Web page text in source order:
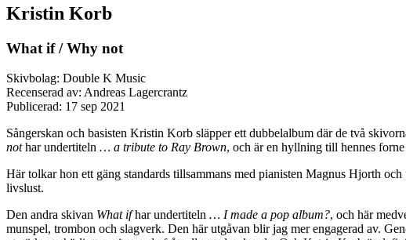
Kristin Korb
What if / Why not
Skivbolag: Double K Music
Recenserad av: Andreas Lagercrantz
Publicerad: 17 sep 2021
Sångerskan och basisten Kristin Korb släpper ett dubbelalbum där de två
nothar undertiteln … a tribute to Ray Brown, och är en hyllning till hennes
Här tolkar hon ett gäng standards tillsammans med pianisten Magnus Hjorth
livslust.
Den andra skivan What ifhar undertiteln … I made a pop album?, och här
munspel, trombon och slagverk. Den här utgåvan blir jag mer engagerad av.